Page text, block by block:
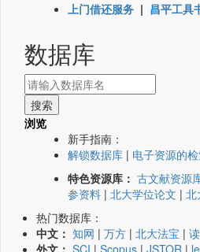
上门借还服务 | 昌平工具
数据库
浏览
新手指南：
解锁数据库 | 电子资源的
特色资源库： 古文献资源
参资料 | 北大学位论文 | 北
热门数据库：
中文： 知网 | 万方 | 北大法宝 |